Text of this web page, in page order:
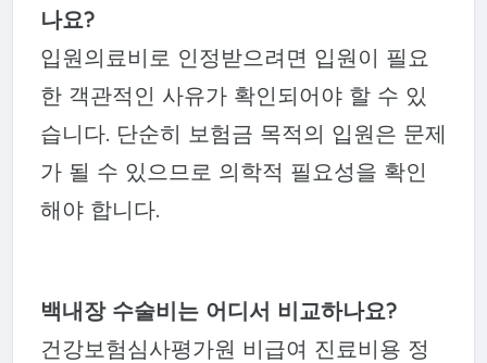
나요?
입원의료비로 인정받으려면 입원이 필요
한 객관적인 사유가 확인되어야 할 수 있
습니다. 단순히 보험금 목적의 입원은 문제
가 될 수 있으므로 의학적 필요성을 확인
해야 합니다.
백내장 수술비는 어디서 비교하나요?
건강보험심사평가원 비급여 진료비용 정